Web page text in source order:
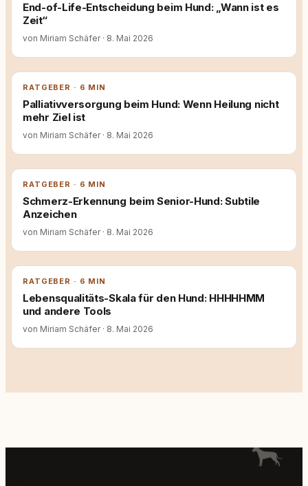
End-of-Life-Entscheidung beim Hund: „Wann ist es
Zeit“
von Miriam Schäfer · 8. Mai 2026
RATGEBER · 6 MIN
Palliativversorgung beim Hund: Wenn Heilung nicht
mehr Ziel ist
von Miriam Schäfer · 8. Mai 2026
RATGEBER · 6 MIN
Schmerz-Erkennung beim Senior-Hund: Subtile
Anzeichen
von Miriam Schäfer · 8. Mai 2026
RATGEBER · 6 MIN
Lebensqualitäts-Skala für den Hund: HHHHHMM
und andere Tools
von Miriam Schäfer · 8. Mai 2026